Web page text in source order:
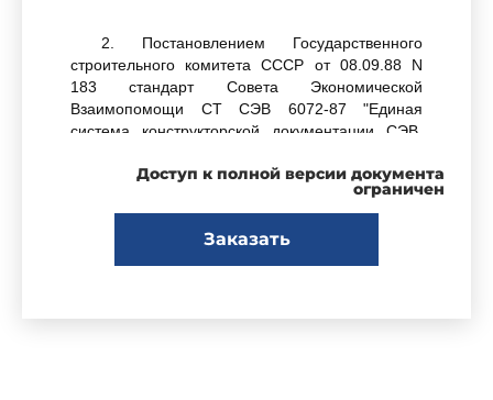
2. Постановлением Государственного
строительного комитета СССР от 08.09.88 N
183 стандарт Совета Экономической
Взаимопомощи СТ СЭВ 6072-87 "Единая
система конструкторской документации СЭВ.
чертежей гидромелиоративных линейных
сооружений" введен в действие
непосредственно в качестве государственного
стандарта СССР с 01.01.89
Доступ к полной версии документа
ограничен
Заказать